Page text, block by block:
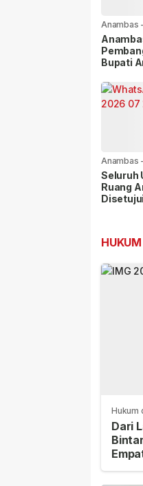
Anambas -
lalu
Bupati
Anambas -
lalu
Seluruh
Ruang
Hukum
Dari